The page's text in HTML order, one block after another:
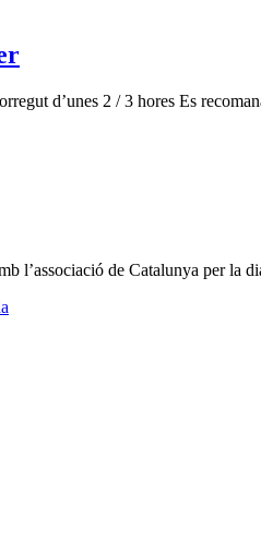
d’unes 2 / 3 hores Es
l’associació de Catalunya per